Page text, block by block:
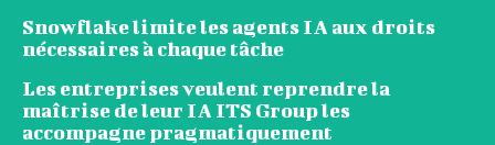
Snowflake limite les agents IA aux droits
nécessaires à chaque tâche
Les entreprises veulent reprendre la
maîtrise de leur IA ITS Group les
accompagne pragmatiquement